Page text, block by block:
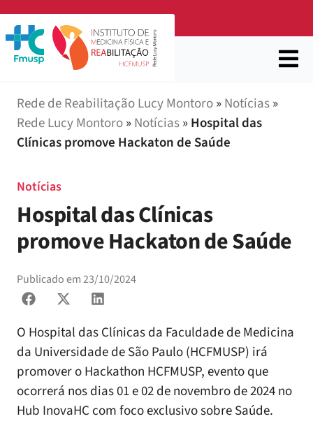
Rede de Reabilitação Lucy Montoro»Notícias»
Rede Lucy Montoro»Notícias»Hospital das
Clínicas promove Hackaton de Saúde
Notícias
Hospital das Clínicas
promove Hackaton de Saúde
Publicado em23/10/2024
O Hospital das Clínicas da Faculdade de Medicina
da Universidade de São Paulo (HCFMUSP) irá
promover o Hackathon HCFMUSP, evento que
ocorrerá nos dias 01 e 02 de novembro de 2024 no
Hub InovaHC com foco exclusivo sobre Saúde.